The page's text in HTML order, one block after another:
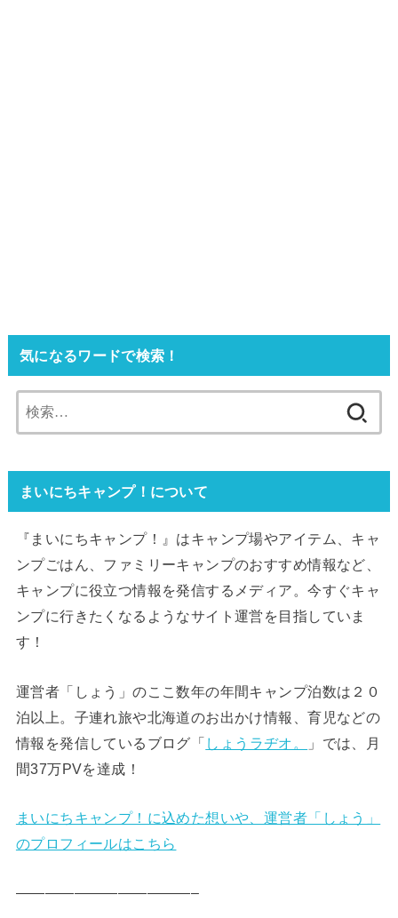
気になるワードで検索！
索:
まいにちキャンプ！について
『まいにちキャンプ！』はキャンプ場やアイテム、キャ
ンプごはん、ファミリーキャンプのおすすめ情報など、
キャンプに役立つ情報を発信するメディア。今すぐキャ
ンプに行きたくなるようなサイト運営を目指していま
す！
運営者「しょう」のここ数年の年間キャンプ泊数は２０
泊以上。子連れ旅や北海道のお出かけ情報、育児などの
情報を発信しているブログ「 しょうラヂオ。
」では、月
間37万PVを達成！
まいにちキャンプ！に込めた想いや、運営者「しょう」
のプロフィールはこちら
————————————–